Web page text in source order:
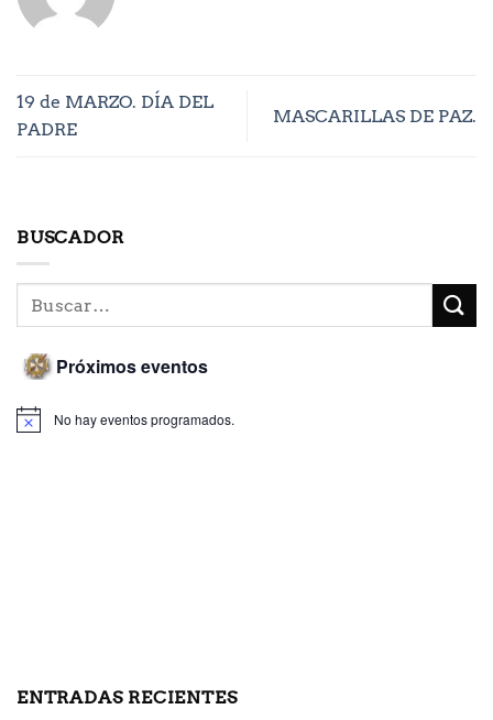
19 de MARZO. DÍA DEL
PADRE
MASCARILLAS DE PAZ.
BUSCADOR
Próximos eventos
No hay eventos programados.
ENTRADAS RECIENTES